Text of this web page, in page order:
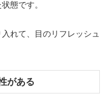
態です。
れて、目のリフレッシュ
がある